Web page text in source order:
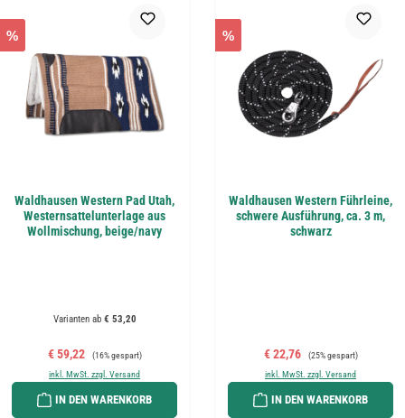
%
Waldhausen Western Pad Utah,
Westernsattelunterlage aus
Wollmischung, beige/navy
Varianten ab€ 53,20
Verkaufspreis:
€ 59,22 Regulärer Preis:
(16% gespart)
inkl. MwSt. zzgl. Versand
IN DEN WARENKORB
%
Waldhausen Western Führleine,
schwere Ausführung, ca. 3 m,
schwarz
Verkaufspreis:
€ 22,76 Regulärer Preis:
(25% gespart)
inkl. MwSt. zzgl. Versand
IN DEN WARENKORB